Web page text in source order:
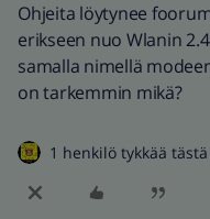
Ohjeita löytynee
erikseen nuo Wlanin
samalla nimellä
on tarkemmin mikä?
1 henkilö tykkää tästä